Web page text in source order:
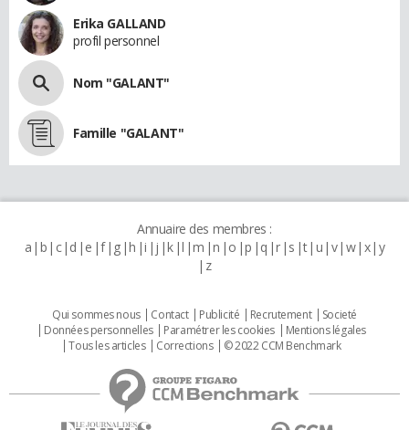
Erika GALLAND
profil personnel
Nom "GALANT"
Famille "GALANT"
Annuaire des membres :
a b c d e f g h i j k l m n o p q r s t u v w x y
z
Qui sommes nous Contact Publicité Recrutement
Societé
Données personnelles
Paramétrer les cookies
Mentions légales
Tous les articles
Corrections © 2022 CCM Benchmark